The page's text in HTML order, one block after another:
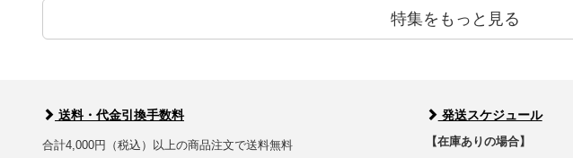
特集をもっと見る
送料・代金引換手数料
合計4,000円（税込）以上の商品注文で送料無料
発送スケジュール
【在庫ありの場合】